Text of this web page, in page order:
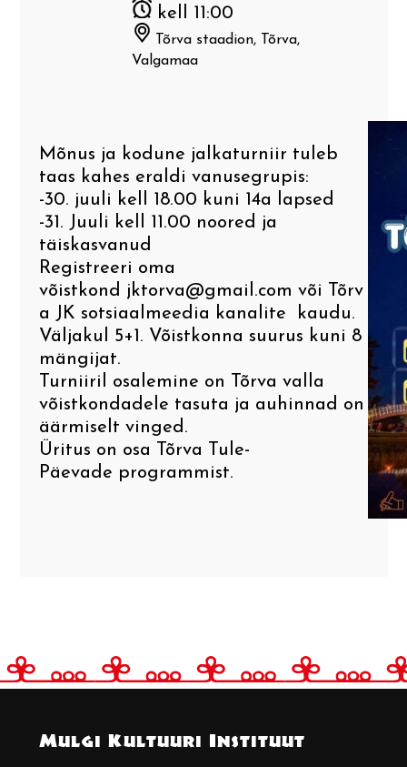
kell 11:00
Tõrva staadion, Tõrva,
Valgamaa
Mõnus ja kodune jalkaturniir tuleb
taas kahes eraldi vanusegrupis:
-30. juuli kell 18.00 kuni 14a lapsed
-31. Juuli kell 11.00 noored ja
täiskasvanud
Registreeri oma
võistkond jktorva@gmail.com või
Tõrv
a JK sotsiaalmeedia kanalite
kaudu.
Väljakul 5+1. Võistkonna suurus kuni 8
mängijat.
Turniiril osalemine on Tõrva valla
võistkondadele tasuta ja auhinnad on
äärmiselt vinged.
Üritus on osa
Tõrva Tule-
Päevade programmist.
Mulgi Kultuuri Instituut
Mulgi Söögi Festival
Mulgi tooted. Mulgi toit. Tehtud
V Lilli – Karksi – Kärstna – Riidaja –
Leebiku– Pikasilla
VII Mulgimaa puuskulptuurid
VIII Liivimaa Jakobitee
IX Via Livonica väike ring
X Helisev Via Livonica
XI Kitzbergi radadel
Top 20 Mulgimaal
Temaatilisi uurimistöid
Rahvaluule ja pärimus
Mulgikeelne ajaleht
Mulgikeelsed uudised
Mulgikeelne Täheke
Mulkide Almanak